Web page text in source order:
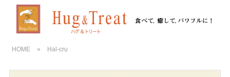
HOME » Hal-cru